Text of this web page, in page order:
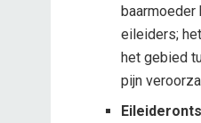
eileiders;
het gebied
pijn